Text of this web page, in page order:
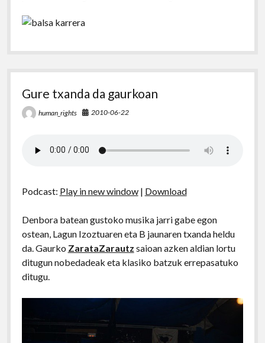
Gure txanda da gaurkoan
human_rights 2010-06-22
Podcast: Play in new window| Download
Denbora batean gustoko musika jarri gabe egon
ostean, Lagun Izoztuaren eta B jaunaren txanda heldu
da. Gaurko ZarataZarautz saioan azken aldian lortu
ditugun nobedadeak eta klasiko batzuk errepasatuko
ditugu.